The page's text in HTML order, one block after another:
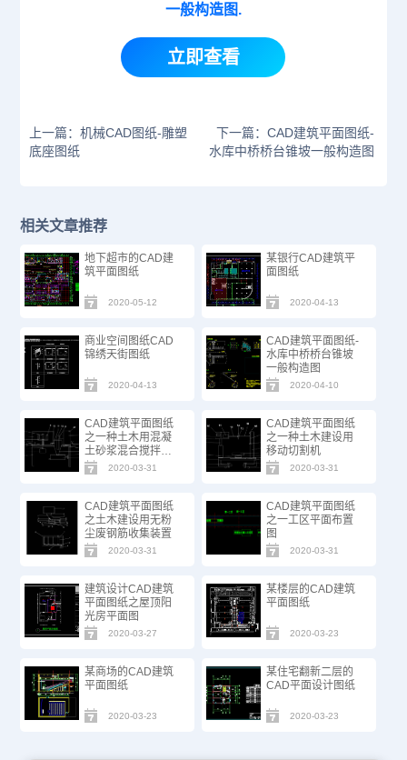
一般构造图.
立即查看
上一篇：机械CAD图纸-雕塑
底座图纸
下一篇：CAD建筑平面图纸-
水库中桥桥台锥坡一般构造图
相关文章推荐
地下超市的CAD建
筑平面图纸
2020-05-12
某银行CAD建筑平
面图纸
2020-04-13
商业空间图纸CAD
锦绣天街图纸
2020-04-13
CAD建筑平面图纸-
水库中桥桥台锥坡
一般构造图
2020-04-10
CAD建筑平面图纸
之一种土木用混凝
土砂浆混合搅拌设
备
2020-03-31
CAD建筑平面图纸
之一种土木建设用
移动切割机
2020-03-31
CAD建筑平面图纸
之土木建设用无粉
尘废钢筋收集装置
2020-03-31
CAD建筑平面图纸
之一工区平面布置
图
2020-03-31
建筑设计CAD建筑
平面图纸之屋顶阳
光房平面图
2020-03-27
某楼层的CAD建筑
平面图纸
2020-03-23
某商场的CAD建筑
平面图纸
2020-03-23
某住宅翻新二层的
CAD平面设计图纸
2020-03-23